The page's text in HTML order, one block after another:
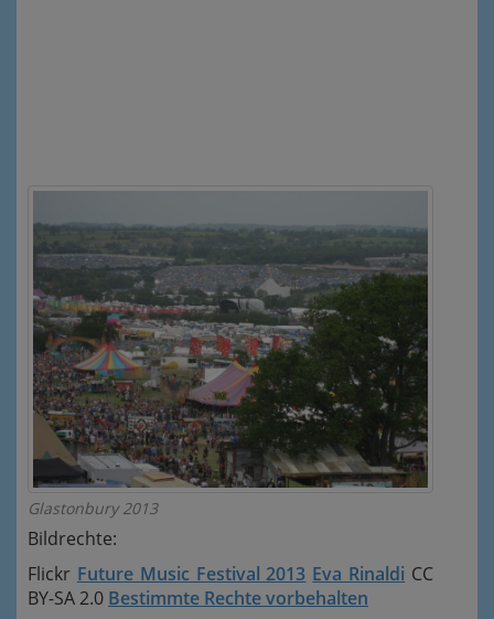
Glastonbury 2013
Bildrechte:
Flickr Future Music Festival 2013 Eva Rinaldi CC
BY-SA 2.0 Bestimmte Rechte vorbehalten